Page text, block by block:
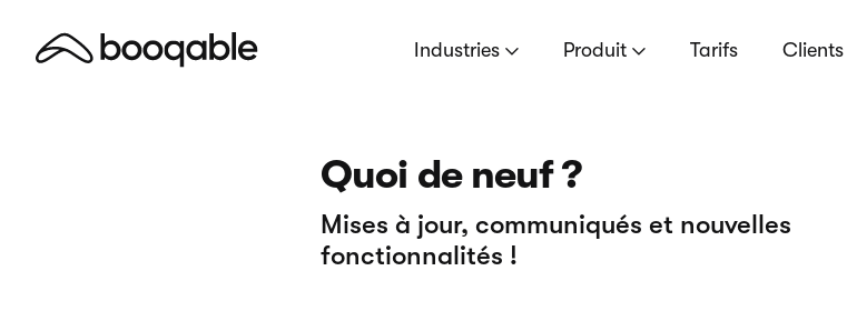
Industries Produit Tarifs Clients
Quoi de neuf ?
Mises à jour, communiqués et nouvelles
fonctionnalités !